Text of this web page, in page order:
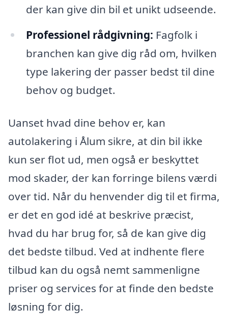
der kan give din bil et unikt udseende.
Professionel rådgivning: Fagfolk i
branchen kan give dig råd om, hvilken
type lakering der passer bedst til dine
behov og budget.
Uanset hvad dine behov er, kan
autolakering i Ålum sikre, at din bil ikke
kun ser flot ud, men også er beskyttet
mod skader, der kan forringe bilens værdi
over tid. Når du henvender dig til et firma,
er det en god idé at beskrive præcist,
hvad du har brug for, så de kan give dig
det bedste tilbud. Ved at indhente flere
tilbud kan du også nemt sammenligne
priser og services for at finde den bedste
løsning for dig.